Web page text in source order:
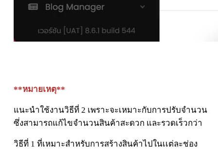
**หมายเหตุ**
แนะนำใช้งานวิธีที่ 2 เพราะจะเหมาะกับการปรับจำนวน
ซึ่งสามารถแก้ไขจำนวนสินค้าสะดวก และรวดเร็วกว่า
วิธีที่ 1 ที่เหมาะสำหรับการสร้างสินค้าไปในเเต่ละช่อง